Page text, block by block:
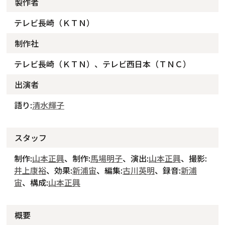
テレビ長崎（ＫＴＮ）
制作社
テレビ長崎（ＫＴＮ）、テレビ西日本（ＴＮＣ）
出演者
語り:清水輝子
スタッフ
制作:山本正興、制作:馬場明子、演出:山本正興、撮影:
井上康裕、効果:新浦宙、編集:古川英明、録音:新浦
宙、構成:山本正興
概要